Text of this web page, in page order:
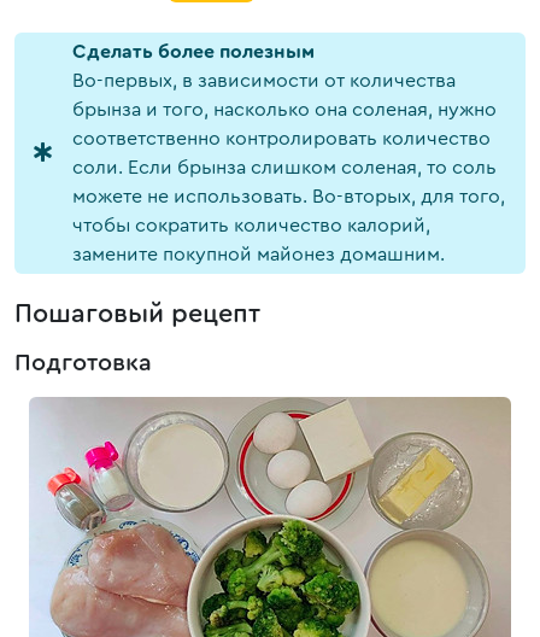
Cделать более полезным
Во-первых, в зависимости от количества
брынза и того, насколько она соленая, нужно
соответственно контролировать количество
соли. Если брынза слишком соленая, то соль
можете не использовать. Во-вторых, для того,
чтобы сократить количество калорий,
замените покупной майонез домашним.
Пошаговый рецепт
Подготовка